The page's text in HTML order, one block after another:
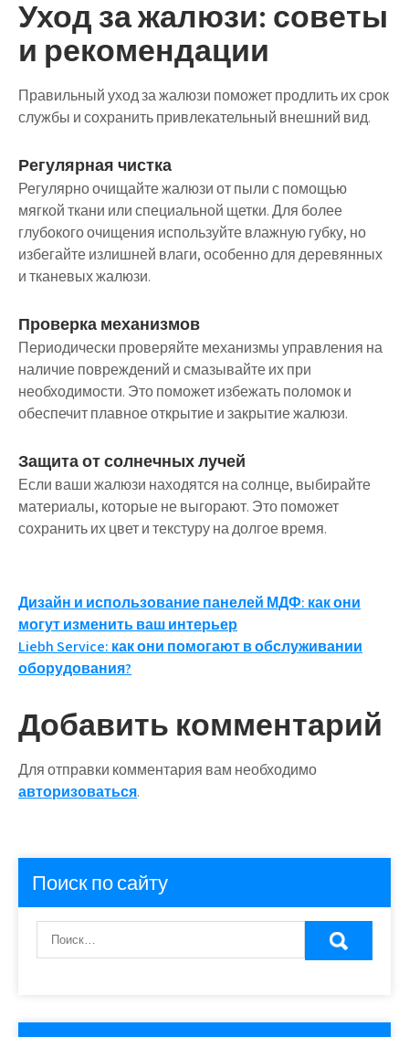
Уход за жалюзи: советы
и рекомендации
Правильный уход за жалюзи поможет продлить их срок
службы и сохранить привлекательный внешний вид.
Регулярная чистка
Регулярно очищайте жалюзи от пыли с помощью
мягкой ткани или специальной щетки. Для более
глубокого очищения используйте влажную губку, но
избегайте излишней влаги, особенно для деревянных
и тканевых жалюзи.
Проверка механизмов
Периодически проверяйте механизмы управления на
наличие повреждений и смазывайте их при
необходимости. Это поможет избежать поломок и
обеспечит плавное открытие и закрытие жалюзи.
Защита от солнечных лучей
Если ваши жалюзи находятся на солнце, выбирайте
материалы, которые не выгорают. Это поможет
сохранить их цвет и текстуру на долгое время.
Навигация
по
записям
Дизайн и использование панелей МДФ: как они
могут изменить ваш интерьер
Liebh Service: как они помогают в обслуживании
оборудования?
Добавить комментарий
Для отправки комментария вам необходимо
авторизоваться.
Поиск по сайту